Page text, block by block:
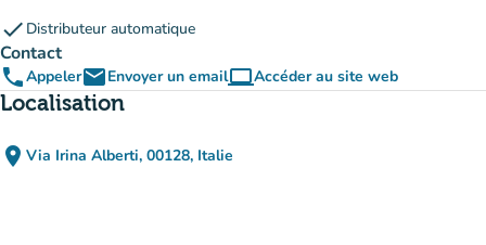
check Distributeur automatique
Contact
phoneAppeleremailEnvoyer un emailcomputerAccéder au site web
(nouvel onglet)
Localisation
place Via Irina Alberti, 00128, Italie
(ouvrir dans Google Maps)
(nouvel onglet)